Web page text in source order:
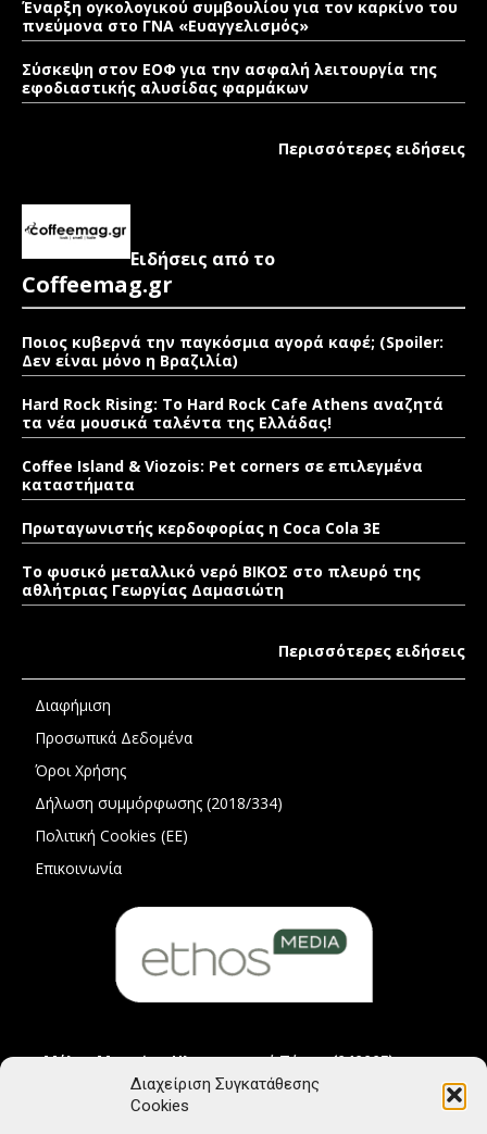
Διαχείριση Συγκατάθεσης
Cookies
Έναρξη ογκολογικού συμβουλίου για τον καρκίνο του
πνεύμονα στο ΓΝΑ «Ευαγγελισμός»
Σύσκεψη στον ΕΟΦ για την ασφαλή λειτουργία της
εφοδιαστικής αλυσίδας φαρμάκων
Περισσότερες ειδήσεις
Ειδήσεις από το
Coffeemag.gr
Ποιος κυβερνά την παγκόσμια αγορά καφέ; (Spoiler:
Δεν είναι μόνο η Βραζιλία)
Hard Rock Rising: Το Hard Rock Cafe Athens αναζητά
τα νέα μουσικά ταλέντα της Ελλάδας!
Coffee Island & Viozois: Pet corners σε επιλεγμένα
καταστήματα
Πρωταγωνιστής κερδοφορίας η Coca Cola 3E
Το φυσικό μεταλλικό νερό ΒΙΚΟΣ στο πλευρό της
αθλήτριας Γεωργίας Δαμασιώτη
Περισσότερες ειδήσεις
Διαφήμιση
Προσωπικά Δεδομένα
Όροι Χρήσης
Δήλωση συμμόρφωσης (2018/334)
Πολιτική Cookies (ΕΕ)
Επικοινωνία
Μέλος Μητρώου Ηλεκτρονικού Τύπου (242225)